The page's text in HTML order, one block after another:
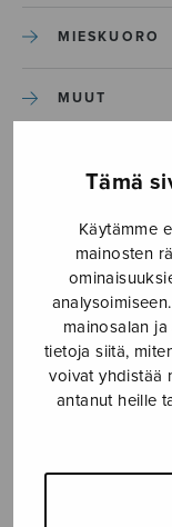
Tämä
Käytämme
mainosten
mainosalan
tietoja siitä,
voivat yhdistää
antanut heille
MIESKUORO
MUUT
SEKAKUORO
YKSINLAULU
YLEINEN